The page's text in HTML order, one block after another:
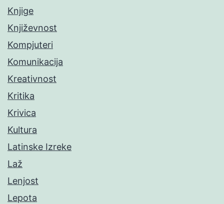
Knjige
Književnost
Kompjuteri
Komunikacija
Kreativnost
Kritika
Krivica
Kultura
Latinske Izreke
Laž
Lenjost
Lepota